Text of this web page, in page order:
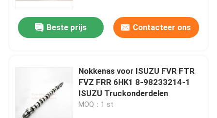
Beste prijs Contacteer ons
Nokkenas voor ISUZU FVR FTR
FVZ FRR 6HK1 8-98233214-1
ISUZU Truckonderdelen
MOQ：1 st